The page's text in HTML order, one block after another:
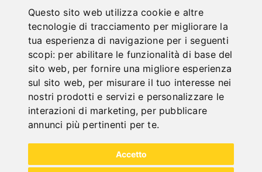
Questo sito web utilizza cookie e altre
tecnologie di tracciamento per migliorare la
tua esperienza di navigazione per i seguenti
scopi: per abilitare le funzionalità di base del
sito web, per fornire una migliore esperienza
sul sito web, per misurare il tuo interesse nei
nostri prodotti e servizi e personalizzare le
interazioni di marketing, per pubblicare
annunci più pertinenti per te.
Accetto